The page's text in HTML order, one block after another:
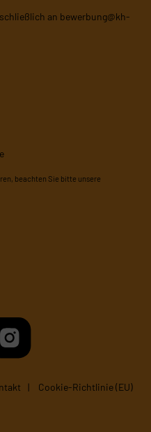
an bewerbung@kh-
beachten Sie bitte unsere
Cookie-Richtlinie (EU)